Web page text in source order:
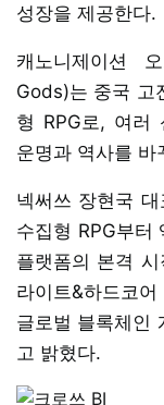
성장을 제공한다.
캐노니제이션
Gods)는 중국 고
형 RPG로, 여러
운명과 역사를 바
넥써쓰 장현국
수집형 RPG부터
플랫폼의 본격 시
라이트&하드코
글로벌 블록체인
고 밝혔다.